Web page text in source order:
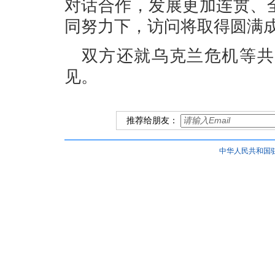
对话合作，发展更加连贯
同努力下，访问将取得圆满
双方还就乌克兰危机等
见。
推荐给朋友：
中华人民共和国